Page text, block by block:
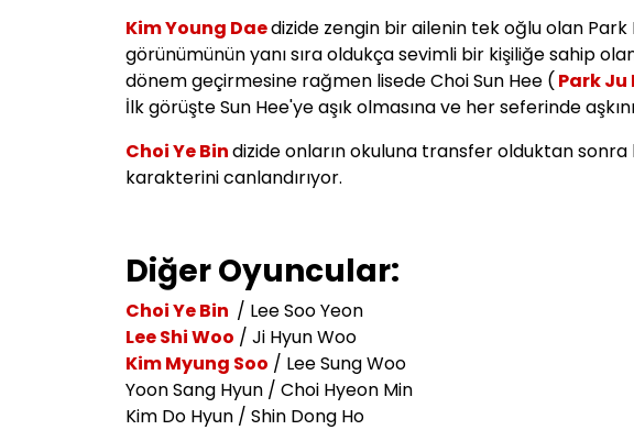
Kim Young Daedizide zengin bir ailenin tek oğlu olan Park
görünümünün yanı sıra oldukça sevimli bir kişiliğe sahip
dönem geçirmesine rağmen lisede Choi Sun Hee (Park Ju
İlk görüşte Sun Hee'ye aşık olmasına ve her seferinde
Choi Ye Bindizide onların okuluna transfer olduktan
karakterini canlandırıyor.
Diğer Oyuncular:
Choi Ye Bin / Lee Soo Yeon
Lee Shi Woo / Ji Hyun Woo
Kim Myung Soo / Lee Sung Woo
Yoon Sang Hyun / Choi Hyeon Min
Kim Do Hyun / Shin Dong Ho